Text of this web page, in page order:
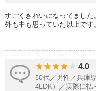
すごくきれいになってました。
外も中も思っていた以上です。
4.0
50代／男性／兵庫
4LDK）／実際に払